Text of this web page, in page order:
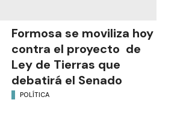
Formosa se moviliza hoy
contra el proyecto de
Ley de Tierras que
debatirá el Senado
POLÍTICA